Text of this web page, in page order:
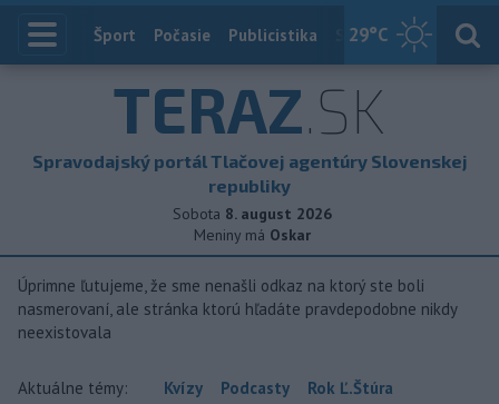
29°C
Index
Šport Počasie Publicistika Slovensko
TERAZ.SK
Spravodajský portál Tlačovej agentúry Slovenskej
republiky
Sobota 8. august 2026
Meniny má Oskar
Úprimne ľutujeme, že sme nenašli odkaz na ktorý ste boli
nasmerovaní, ale stránka ktorú hľadáte pravdepodobne nikdy
neexistovala
Aktuálne témy: Kvízy Podcasty Rok Ľ.Štúra